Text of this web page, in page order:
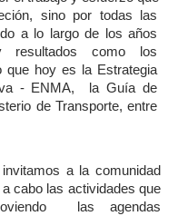
sino por todas las
a lo largo de los años
resultados como los
que hoy es la Estrategia
- ENMA,  la Guía de
de Transporte, entre
a la comunidad
cabo las actividades que
las agendas